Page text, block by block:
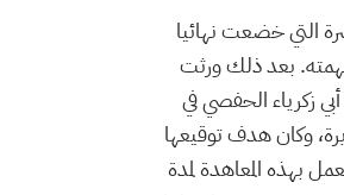
تستهدف قوصرة التي خضعت نهائيا
مهمته. بعد ذلك ورثت
زكرياء الحفصي في
وكان هدف توقيعها
بهذه المعاهدة لمدة